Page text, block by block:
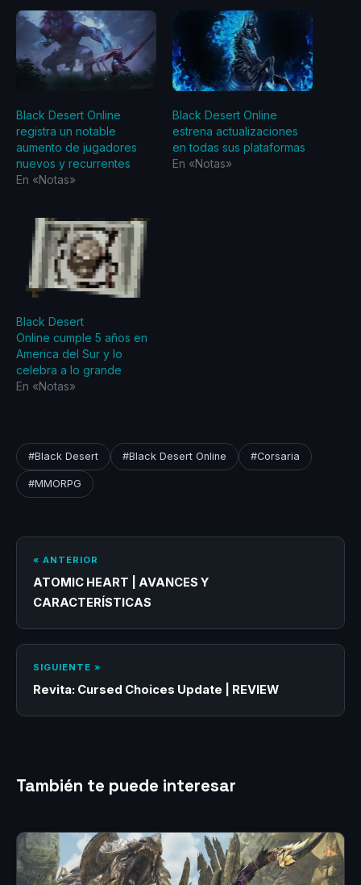
Black Desert Online
registra un notable
aumento de jugadores
nuevos y recurrentes
En «Notas»
Black Desert Online
estrena actualizaciones
en todas sus plataformas
En «Notas»
Black Desert
Online cumple 5 años en
America del Sur y lo
celebra a lo grande
En «Notas»
#Black Desert #Black Desert Online #Corsaria
#MMORPG
« ANTERIOR
ATOMIC HEART | AVANCES Y
CARACTERÍSTICAS
SIGUIENTE »
Revita: Cursed Choices Update | REVIEW
También te puede interesar